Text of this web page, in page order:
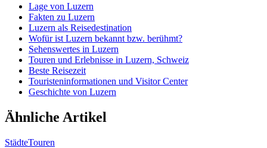
Lage von Luzern
Fakten zu Luzern
Luzern als Reisedestination
Wofür ist Luzern bekannt bzw. berühmt?
Sehenswertes in Luzern
Touren und Erlebnisse in Luzern, Schweiz
Beste Reisezeit
Touristeninformationen und Visitor Center
Geschichte von Luzern
Ähnliche Artikel
StädteTouren